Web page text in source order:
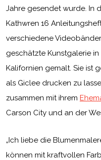
Jahre gesendet wurde. In
Kathwren 16
verschiedene
geschätzte Kunstgalerie
Kalifornien gemalt. Sie ist
als Giclee drucken zu
zusammen mit ihrem
Carson City und an der
„Ich liebe die
können mit kraftvollen